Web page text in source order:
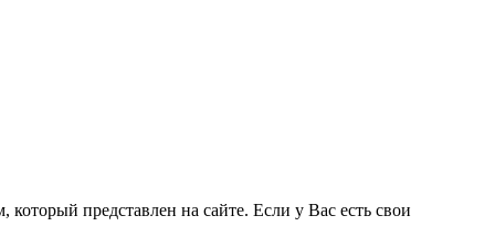
представлен на сайте. Если у Вас есть свои